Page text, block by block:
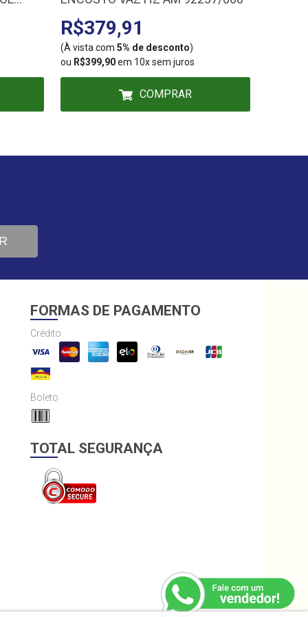
R$379,91
(À vista com 5% de desconto)
ou R$399,90em 10x sem juros
COMPRAR
FORMAS DE PAGAMENTO
Crédito
Boleto
TOTAL SEGURANÇA